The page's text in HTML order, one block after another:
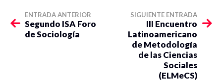
ENTRADA ANTERIOR
Segundo ISA Foro
de Sociología
SIGUIENTE ENTRADA
III Encuentro
Latinoamericano
de Metodología
de las Ciencias
Sociales
(ELMeCS)